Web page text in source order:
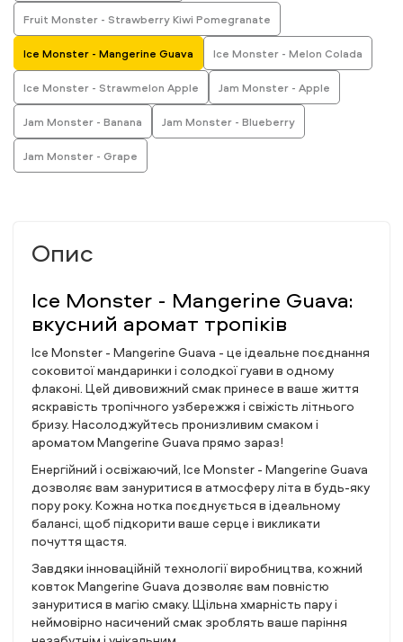
Fruit Monster - Strawberry Kiwi Pomegranate
Ice Monster - Mangerine Guava Ice Monster - Melon Colada
Ice Monster - Strawmelon Apple Jam Monster - Apple
Jam Monster - Banana Jam Monster - Blueberry
Jam Monster - Grape
Опис
Ice Monster - Mangerine Guava:
вкусний аромат тропіків
Ice Monster - Mangerine Guava - це ідеальне поєднання
соковитої мандаринки і солодкої гуави в одному
флаконі. Цей дивовижний смак принесе в ваше життя
яскравість тропічного узбережжя і свіжість літнього
бризу. Насолоджуйтесь пронизливим смаком і
ароматом Mangerine Guava прямо зараз!
Енергійний і освіжаючий, Ice Monster - Mangerine Guava
дозволяє вам зануритися в атмосферу літа в будь-яку
пору року. Кожна нотка поєднується в ідеальному
балансі, щоб підкорити ваше серце і викликати
почуття щастя.
Завдяки інноваційній технології виробництва, кожний
ковток Mangerine Guava дозволяє вам повністю
зануритися в магію смаку. Щільна хмарність пару і
неймовірно насичений смак зроблять ваше паріння